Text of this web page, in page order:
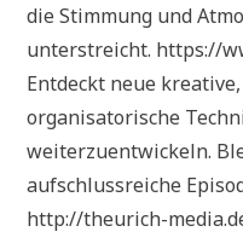
die Stimmung und
unterstreicht. https://
Entdeckt neue
organisatorische
weiterzuentwickeln.
aufschlussreiche
http://theurich-